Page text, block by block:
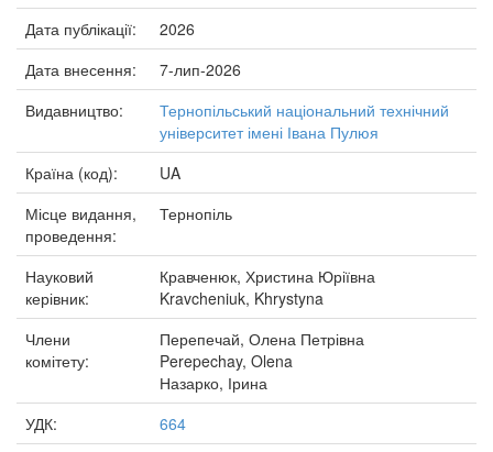
Дата публікації:
2026
Дата внесення:
7-лип-2026
Видавництво:
Тернопільський національний технічний
університет імені Івана Пулюя
Країна (код):
UA
Місце видання,
проведення:
Тернопіль
Науковий
керівник:
Кравченюк, Христина Юріївна
Kravcheniuk, Khrystyna
Члени
комітету:
Перепечай, Олена Петрівна
Perepechay, Olena
Назарко, Ірина
УДК:
664